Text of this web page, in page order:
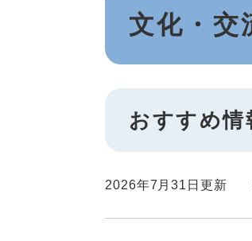
文化・交
おすすめ情
2026年7月31日更新